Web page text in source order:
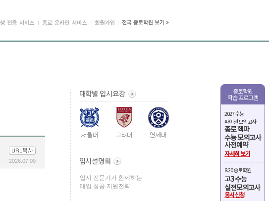
종로학원
학습 프로그램
2027 수능
파이널 모의고사
종로 핵파
수능 모의고사
사전예약
자세히 보기
8.20 종로학원
고3 수능
실전모의고사
응시신청
2026.07.09
입시 전문가가 함께하는
대입 성공 지원전략